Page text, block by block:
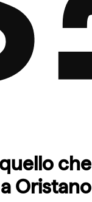
che
Oristano